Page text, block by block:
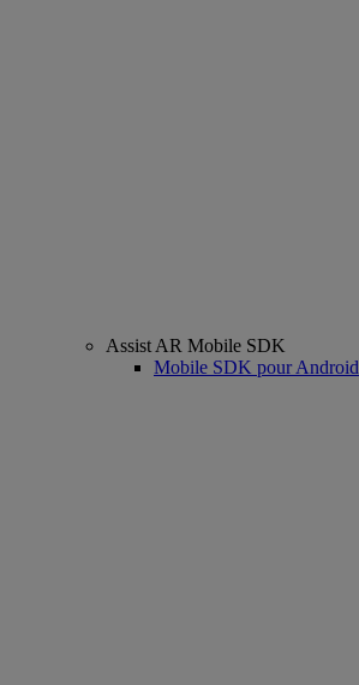
Assist AR Mobile SDK
Mobile SDK pour Android